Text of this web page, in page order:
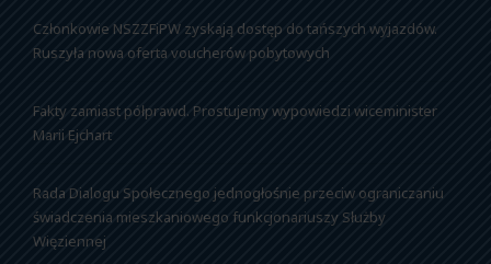
Członkowie NSZZFiPW zyskają dostęp do tańszych wyjazdów.
Ruszyła nowa oferta voucherów pobytowych
Fakty zamiast półprawd. Prostujemy wypowiedzi wiceminister
Marii Ejchart
Rada Dialogu Społecznego jednogłośnie przeciw ograniczaniu
świadczenia mieszkaniowego funkcjonariuszy Służby
Więziennej